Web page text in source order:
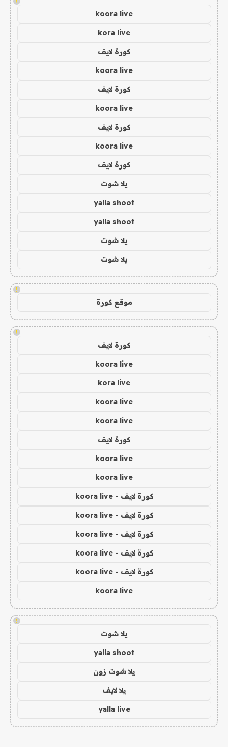
koora live
kora live
كورة لايف
koora live
كورة لايف
koora live
كورة لايف
koora live
كورة لايف
يلا شوت
yalla shoot
yalla shoot
يلا شوت
يلا شوت
!
موقع كورة
!
كورة لايف
koora live
kora live
koora live
koora live
كورة لايف
koora live
koora live
كورة لايف - koora live
كورة لايف - koora live
كورة لايف - koora live
كورة لايف - koora live
كورة لايف - koora live
koora live
!
يلا شوت
yalla shoot
يلا شوت زون
يلا لايف
yalla live